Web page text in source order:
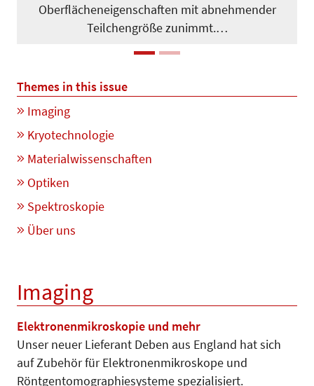
Oberflächeneigenschaften mit abnehmender
Teilchengröße zunimmt.…
Themes in this issue
Imaging
Kryotechnologie
Materialwissenschaften
Optiken
Spektroskopie
Über uns
Imaging
Elektronenmikroskopie und mehr
Unser neuer Lieferant Deben aus England hat sich
auf Zubehör für Elektronenmikroskope und
Röntgentomographiesysteme spezialisiert.